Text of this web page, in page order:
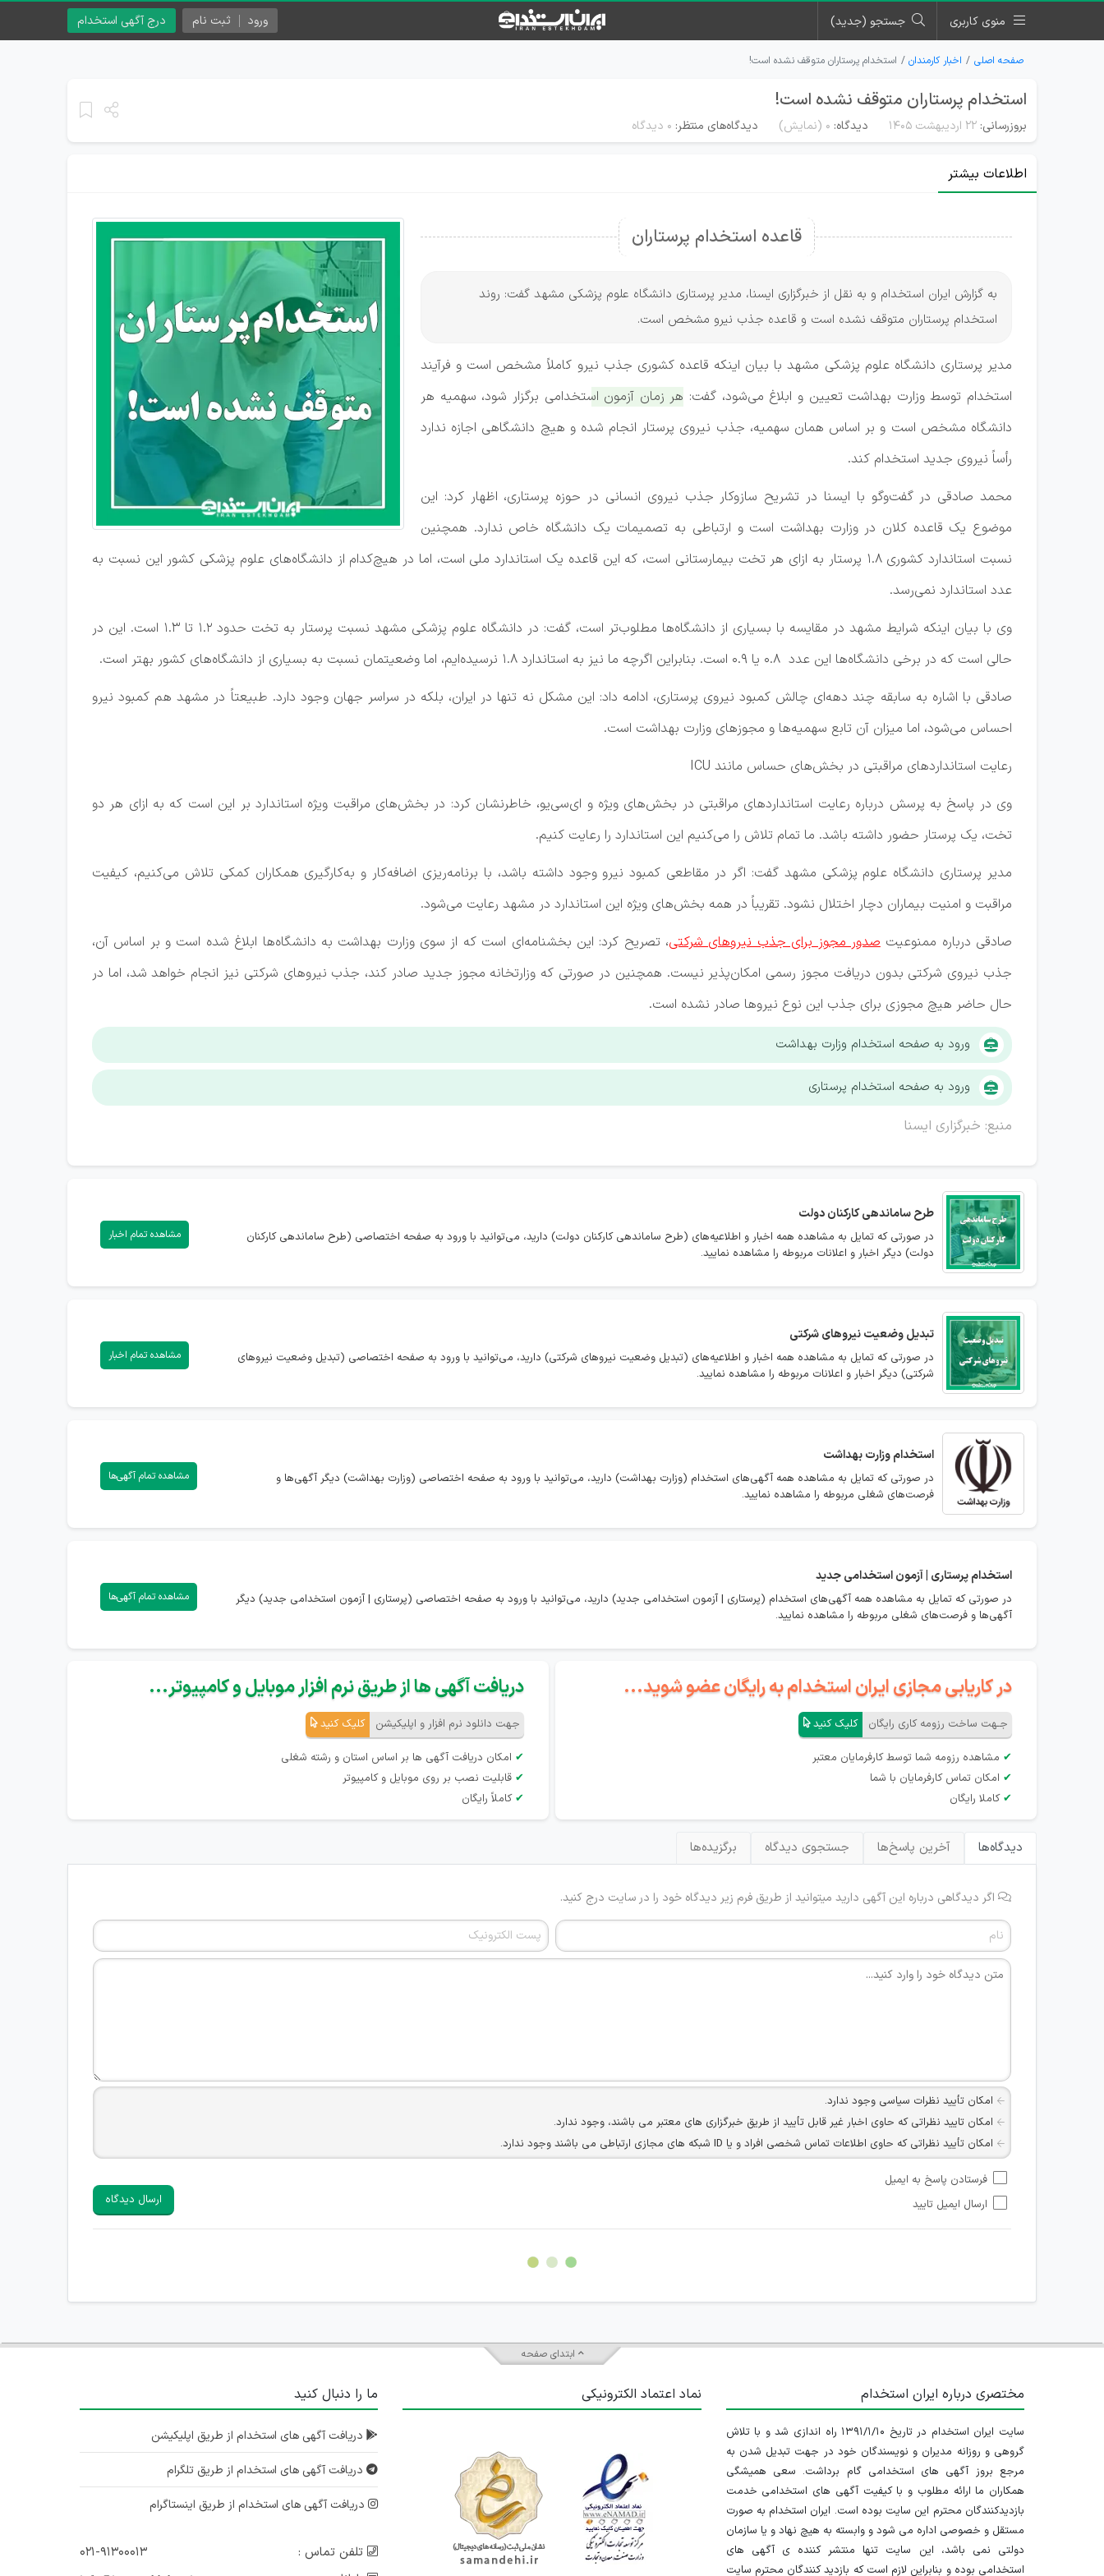
منوی کاربری جستجو (جدید) درج آگهی استخدام ورود ثبت نام
صفحه اصلی اخبار کارمندان استخدام پرستاران متوقف نشده است!
استخدام پرستاران متوقف نشده است!
بروزرسانی: ۲۲ اردیبهشت ۱۴۰۵ دیدگاه: 0 (نمایش) دیدگاه‌های منتظر: ۰ دیدگاه
اطلاعات بیشتر
قاعده استخدام پرستاران
به گزارش ایران استخدام و به نقل از خبرگزاری ایسنا، مدیر پرستاری دانشگاه علوم پزشکی مشهد گفت: روند
استخدام پرستاران متوقف نشده است و قاعده جذب نیرو مشخص است.
مدیر پرستاری دانشگاه علوم پزشکی مشهد با بیان اینکه قاعده کشوری جذب نیرو کاملاً مشخص است و فرآیند
استخدام توسط وزارت بهداشت تعیین و ابلاغ می‌شود، گفت: هر زمان آزمون استخدامی برگزار شود، سهمیه هر
دانشگاه مشخص است و بر اساس همان سهمیه، جذب نیروی پرستار انجام شده و هیچ دانشگاهی اجازه ندارد
رأساً نیروی جدید استخدام کند.
محمد صادقی در گفت‌وگو با ایسنا در تشریح سازوکار جذب نیروی انسانی در حوزه پرستاری، اظهار کرد: این
موضوع یک قاعده کلان در وزارت بهداشت است و ارتباطی به تصمیمات یک دانشگاه خاص ندارد. همچنین
نسبت استاندارد کشوری ۱.۸ پرستار به ازای هر تخت بیمارستانی است، که این قاعده یک استاندارد ملی است، اما در هیچ‌کدام از دانشگاه‌های علوم پزشکی کشور این نسبت به
عدد استاندارد نمی‌رسد.
وی با بیان اینکه شرایط مشهد در مقایسه با بسیاری از دانشگاه‌ها مطلوب‌تر است، گفت: در دانشگاه علوم پزشکی مشهد نسبت پرستار به تخت حدود ۱.۲ تا ۱.۳ است. این در
حالی است که در برخی دانشگاه‌ها این عدد ۰.۸ یا ۰.۹ است. بنابراین اگرچه ما نیز به استاندارد ۱.۸ نرسیده‌ایم، اما وضعیتمان نسبت به بسیاری از دانشگاه‌های کشور بهتر است.
صادقی با اشاره به سابقه چند دهه‌ای چالش کمبود نیروی پرستاری، ادامه داد: این مشکل نه تنها در ایران، بلکه در سراسر جهان وجود دارد. طبیعتاً در مشهد هم کمبود نیرو
احساس می‌شود، اما میزان آن تابع سهمیه‌ها و مجوزهای وزارت بهداشت است.
رعایت استانداردهای مراقبتی در بخش‌های حساس مانند ICU
وی در پاسخ به پرسش درباره رعایت استانداردهای مراقبتی در بخش‌های ویژه و ای‌سی‌یو، خاطرنشان کرد: در بخش‌های مراقبت ویژه استاندارد بر این است که به ازای هر دو
تخت، یک پرستار حضور داشته باشد. ما تمام تلاش را می‌کنیم این استاندارد را رعایت کنیم.
مدیر پرستاری دانشگاه علوم پزشکی مشهد گفت: اگر در مقاطعی کمبود نیرو وجود داشته باشد، با برنامه‌ریزی اضافه‌کار و به‌کارگیری همکاران کمکی تلاش می‌کنیم، کیفیت
مراقبت و امنیت بیماران دچار اختلال نشود. تقریباً در همه بخش‌های ویژه این استاندارد در مشهد رعایت می‌شود.
صادقی درباره ممنوعیتصدور مجوز برای جذب نیروهای شرکتی، تصریح کرد: این بخشنامه‌ای است که از سوی وزارت بهداشت به دانشگاه‌ها ابلاغ شده است و بر اساس آن،
جذب نیروی شرکتی بدون دریافت مجوز رسمی امکان‌پذیر نیست. همچنین در صورتی که وزارتخانه مجوز جدید صادر کند، جذب نیروهای شرکتی نیز انجام خواهد شد، اما در
حال حاضر هیچ مجوزی برای جذب این نوع نیروها صادر نشده است.
ورود به صفحه استخدام وزارت بهداشت
ورود به صفحه استخدام پرستاری
منبع: خبرگزاری ایسنا
طرح ساماندهی کارکنان دولت
در صورتی که تمایل به مشاهده همه اخبار و اطلاعیه‌های (طرح ساماندهی کارکنان دولت) دارید، می‌توانید با ورود به صفحه اختصاصی (طرح ساماندهی کارکنان
دولت) دیگر اخبار و اعلانات مربوطه را مشاهده نمایید.
مشاهده تمام اخبار
تبدیل وضعیت نیروهای شرکتی
در صورتی که تمایل به مشاهده همه اخبار و اطلاعیه‌های (تبدیل وضعیت نیروهای شرکتی) دارید، می‌توانید با ورود به صفحه اختصاصی (تبدیل وضعیت نیروهای
شرکتی) دیگر اخبار و اعلانات مربوطه را مشاهده نمایید.
مشاهده تمام اخبار
استخداموزارت بهداشت
در صورتی که تمایل به مشاهده همه آگهی‌های استخدام (وزارت بهداشت) دارید، می‌توانید با ورود به صفحه اختصاصی (وزارت بهداشت) دیگر آگهی‌ها و
فرصت‌های شغلی مربوطه را مشاهده نمایید.
مشاهده تمام آگهی‌ها
استخدامپرستاری | آزمون استخدامی جدید
در صورتی که تمایل به مشاهده همه آگهی‌های استخدام (پرستاری | آزمون استخدامی جدید) دارید، می‌توانید با ورود به صفحه اختصاصی (پرستاری | آزمون استخدامی جدید) دیگر
آگهی‌ها و فرصت‌های شغلی مربوطه را مشاهده نمایید.
مشاهده تمام آگهی‌ها
در کاریابی مجازی ایران استخدام به رایگان عضو شوید...
جـهت ساخت رزومه کاری رایگان کلیک کنید
✔ مشاهده رزومه شما توسط کارفرمایان معتبر
✔ امکان تماس کارفرمایان با شما
✔ کاملا رایگان
دریافت آگهی ها از طریق نرم افزار موبایل و کامپیوتر...
جهت دانلود نرم افزار و اپلیکیشن کلیک کنید
✔ امکان دریافت آگهی ها بر اساس استان و رشته شغلی
✔ قابلیت نصب بر روی موبایل و کامپیوتر
✔ کاملاً رایگان
دیدگاه‌ها آخرین پاسخ‌ها جستجوی دیدگاه برگزیده‌ها
اگر دیدگاهی درباره این آگهی دارید میتوانید از طریق فرم زیر دیدگاه خود را در سایت درج کنید.
امکان تأیید نظرات سیاسی وجود ندارد.
امکان تایید نظراتی که حاوی اخبار غیر قابل تأیید از طریق خبرگزاری های معتبر می باشند، وجود ندارد.
امکان تأیید نظراتی که حاوی اطلاعات تماس شخصی افراد و یا ID شبکه های مجازی ارتباطی می باشند وجود ندارد.
هرگونه تحریک، تحقیر و کنایه به سایر افراد (مسئول و غیر مسئول) غیر مجاز می باشد.
امکان هماهنگی برای هرگونه ملاقات حضوری چه به صورت دسته جمعی و چه فردی توسط کاربران سایت وجود ندارد.
فرستادن پاسخ به ایمیل
ارسال ایمیل تایید
ارسال دیدگاه
ابتدای صفحه
مختصری درباره ایران استخدام
سایت ایران استخدام در تاریخ ۱۳۹۱/۱/۱۰ راه اندازی شد و با تلاش
گروهی و روزانه مدیران و نویسندگان خود در جهت تبدیل شدن به
مرجع بروز آگهی های استخدامی گام برداشت. سعی همیشگی
همکاران ما ارائه مطلوب و با کیفیت آگهی های استخدامی خدمت
بازدیدکنندگان محترم این سایت بوده است. ایران استخدام به صورت
مستقل و خصوصی اداره می شود و وابسته به هیچ نهاد و یا سازمان
دولتی نمی باشد، این سایت تنها منتشر کننده ی آگهی های
استخدامی بوده و بنابراین لازم است که بازدید کنندگان محترم سایت
نماد اعتماد الکترونیکی ما را دنبال کنید
دریافت آگهی های استخدام از طریق اپلیکیشن
دریافت آگهی های استخدام از طریق تلگرام
دریافت آگهی های استخدام از طریق اینستاگرام
تلفن تماس :
۰۲۱-۹۱۳۰۰۰۱۳